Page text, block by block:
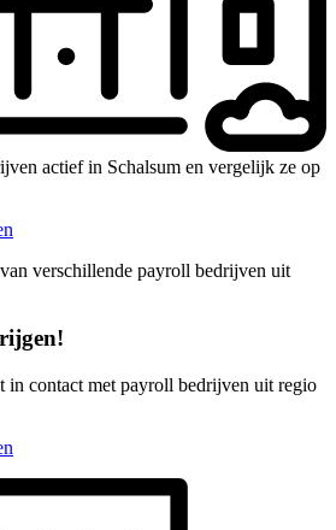
actief in Schalsum en vergelijk ze op
verschillende payroll bedrijven uit
in contact met payroll bedrijven uit regio